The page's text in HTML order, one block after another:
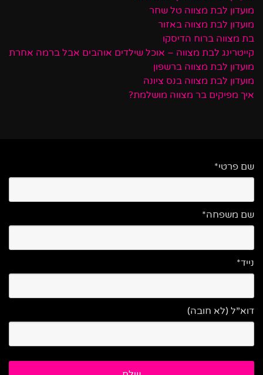
מועדון לבת מצווה טל שחר
מועדון לבת מצווה באזור
בת מצווה ברוח הדיסקו
קייטרינג לבת מצווה – אוכל שילדים אוהבים אבל ברמה אחרת
מועדון לבת מצווה ברשפון
מועדון לבת מצווה בנס ציונה
איך מפיקים בר מצווה מושלמת?
שם פרטי*
שם משפחה*
נייד*
דוא”ל (לא חובה)